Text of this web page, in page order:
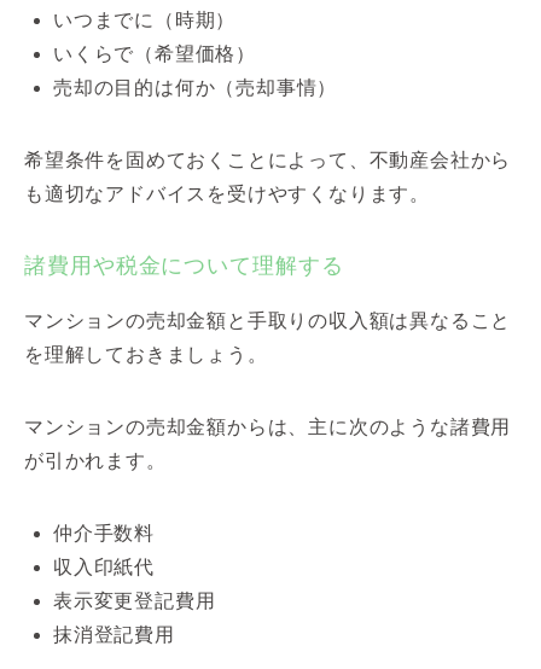
いつまでに（時期）
いくらで（希望価格）
売却の目的は何か（売却事情）
希望条件を固めておくことによって、不動産会社から
も適切なアドバイスを受けやすくなります。
諸費用や税金について理解する
マンションの売却金額と手取りの収入額は異なること
を理解しておきましょう。
マンションの売却金額からは、主に次のような諸費用
が引かれます。
仲介手数料
収入印紙代
表示変更登記費用
抹消登記費用